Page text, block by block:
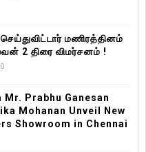
மணிரத்தினம்
2 திரை விமர்சனம் !
0
Mr. Prabhu Ganesan
Mohanan Unveil New
Showroom in Chennai